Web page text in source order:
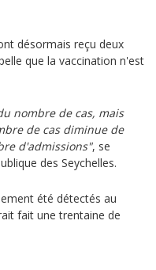
désormais reçu deux
que la vaccination n'est
nombre de cas, mais
de cas diminue de
d'admissions", se
des Seychelles.
été détectés au
fait une trentaine de